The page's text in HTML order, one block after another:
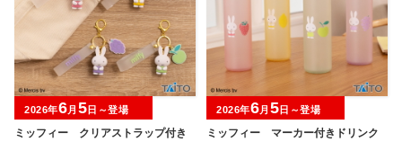
ミッフィー クリアストラップ付き
2026年6月 5日～登場
ミッフィー マーカー付きドリンク
2026年6月 5日～登場